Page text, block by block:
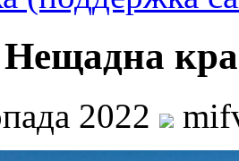
Нещадна
2022